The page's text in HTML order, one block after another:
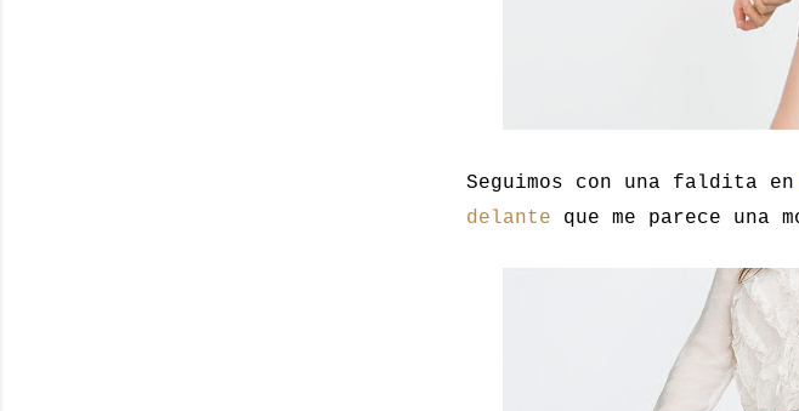
Seguimos con una faldita en
delante que me parece una